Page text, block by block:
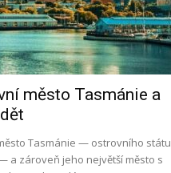
město Tasmánie a
Tasmánie — ostrovního státu
a zároveň jeho největší město s